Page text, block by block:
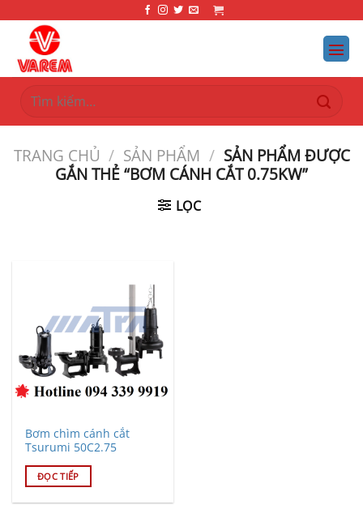
dung
Tìm
kiếm:
TRANG CHỦ / SẢN PHẨM / SẢN PHẨM ĐƯỢC
GẮN THẺ “BƠM CÁNH CẮT 0.75KW”
LỌC
Bơm chìm cánh cắt
Tsurumi 50C2.75
ĐỌC TIẾP